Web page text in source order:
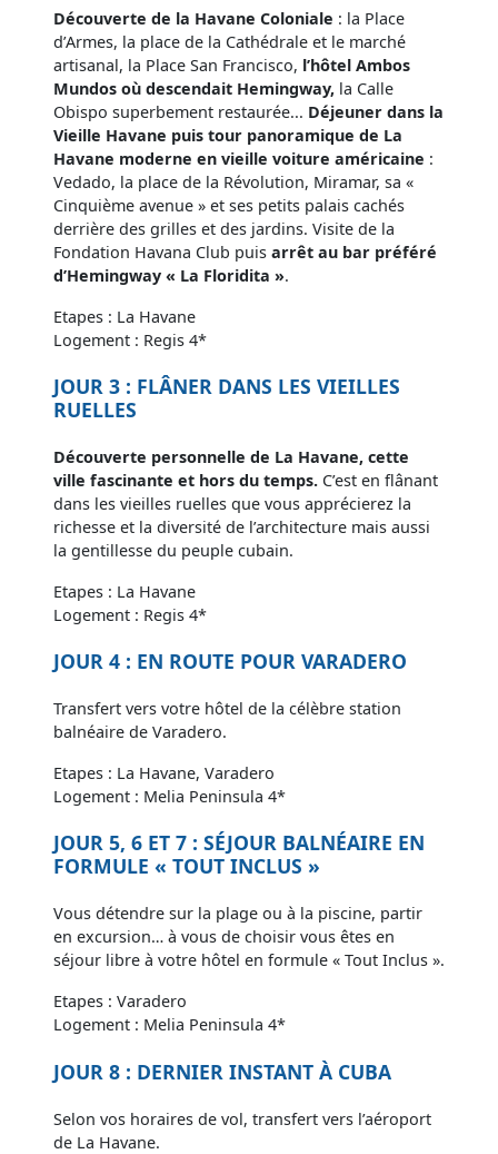
Découverte de la Havane Coloniale : la Place
d’Armes, la place de la Cathédrale et le marché
artisanal, la Place San Francisco, l’hôtel Ambos
Mundos où descendait Hemingway, la Calle
Obispo superbement restaurée... Déjeuner dans la
Vieille Havane puis tour panoramique de La
Havane moderne en vieille voiture américaine :
Vedado, la place de la Révolution, Miramar, sa «
Cinquième avenue » et ses petits palais cachés
derrière des grilles et des jardins. Visite de la
Fondation Havana Club puis arrêt au bar préféré
d’Hemingway « La Floridita ».
Etapes : La Havane
Logement : Regis 4*
JOUR 3 : FLÂNER DANS LES VIEILLES
RUELLES
Découverte personnelle de La Havane, cette
ville fascinante et hors du temps. C’est en flânant
dans les vieilles ruelles que vous apprécierez la
richesse et la diversité de l’architecture mais aussi
la gentillesse du peuple cubain.
Etapes : La Havane
Logement : Regis 4*
JOUR 4 : EN ROUTE POUR VARADERO
Transfert vers votre hôtel de la célèbre station
balnéaire de Varadero.
Etapes : La Havane, Varadero
Logement : Melia Peninsula 4*
JOUR 5, 6 ET 7 : SÉJOUR BALNÉAIRE EN
FORMULE « TOUT INCLUS »
Vous détendre sur la plage ou à la piscine, partir
en excursion… à vous de choisir vous êtes en
séjour libre à votre hôtel en formule « Tout Inclus ».
Etapes : Varadero
Logement : Melia Peninsula 4*
JOUR 8 : DERNIER INSTANT À CUBA
Selon vos horaires de vol, transfert vers l’aéroport
de La Havane.